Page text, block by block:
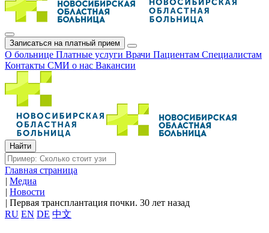
Записаться на платный прием
О больнице Платные услуги Врачи Пациентам Специалистам
Контакты СМИ о нас Вакансии
Главная страница
| Медиа
| Новости
| Первая трансплантация почки. 30 лет назад
RU EN DE 中文